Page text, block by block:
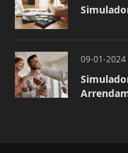
09-01-2024